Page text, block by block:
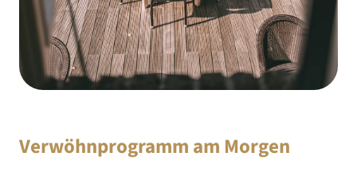
Verwöhnprogramm am Morgen